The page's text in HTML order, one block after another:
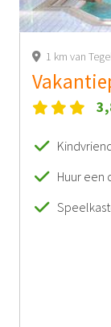
1 km van
Huur een